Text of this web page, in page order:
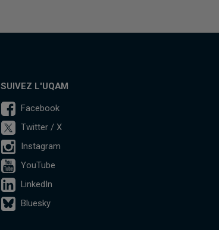
SUIVEZ L'UQAM
Facebook
Twitter / X
Instagram
YouTube
LinkedIn
Bluesky